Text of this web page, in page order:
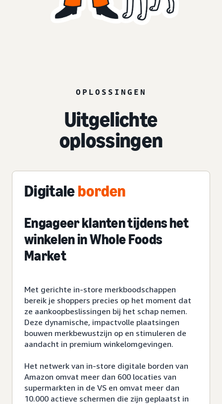
OPLOSSINGEN
Uitgelichte
oplossingen
Digitaleborden
Engageer klanten tijdens het
winkelen in Whole Foods
Market
Met gerichte in-store merkboodschappen
bereik je shoppers precies op het moment dat
ze aankoopbeslissingen bij het schap nemen.
Deze dynamische, impactvolle plaatsingen
bouwen merkbewustzijn op en stimuleren de
aandacht in premium winkelomgevingen.
Het netwerk van in-store digitale borden van
Amazon omvat meer dan 600 locaties van
supermarkten in de VS en omvat meer dan
10.000 actieve schermen die zijn geplaatst in